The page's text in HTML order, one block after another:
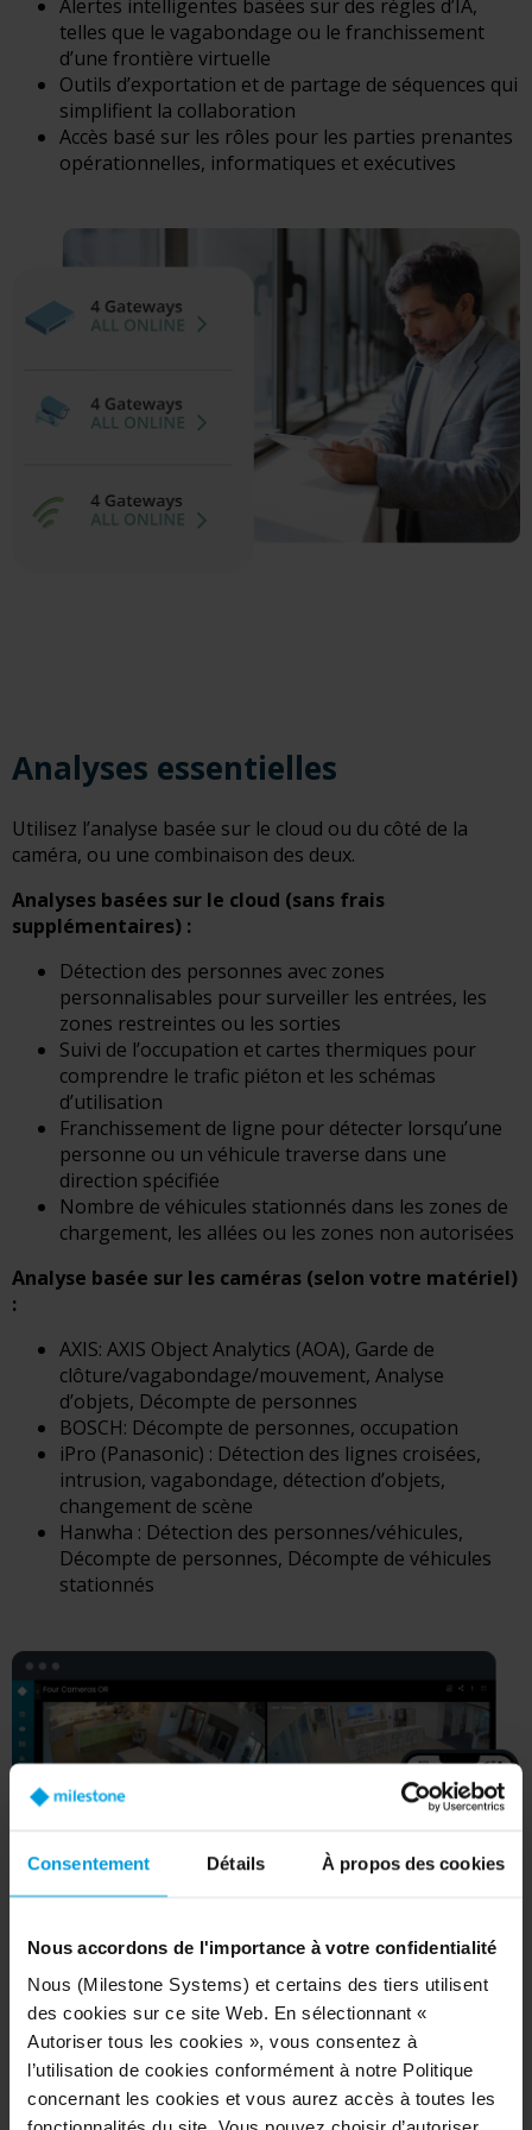
Consentement Détails À propos des cookies
Nous accordons de l'importance à votre confidentialité
Nous (Milestone Systems) et certains des tiers utilisent
des cookies sur ce site Web. En sélectionnant «
Autoriser tous les cookies », vous consentez à
l’utilisation de cookies conformément à notre Politique
concernant les cookies et vous aurez accès à toutes les
Alertes intelligentes basées sur des règles d’IA,
telles que le vagabondage ou le franchissement
d’une frontière virtuelle
Outils d’exportation et de partage de séquences qui
simplifient la collaboration
Accès basé sur les rôles pour les parties prenantes
opérationnelles, informatiques et exécutives
Analyses essentielles
Utilisez l’analyse basée sur le cloud ou du côté de la
caméra, ou une combinaison des deux.
Analyses basées sur le cloud (sans frais
supplémentaires) :
Détection des personnes avec zones
personnalisables pour surveiller les entrées, les
zones restreintes ou les sorties
Suivi de l’occupation et cartes thermiques pour
comprendre le trafic piéton et les schémas
d’utilisation
Franchissement de ligne pour détecter lorsqu’une
personne ou un véhicule traverse dans une
direction spécifiée
Nombre de véhicules stationnés dans les zones de
chargement, les allées ou les zones non autorisées
Analyse basée sur les caméras (selon votre matériel)
:
AXIS: AXIS Object Analytics (AOA), Garde de
clôture/vagabondage/mouvement, Analyse
d’objets, Décompte de personnes
BOSCH: Décompte de personnes, occupation
iPro (Panasonic) : Détection des lignes croisées,
intrusion, vagabondage, détection d’objets,
changement de scène
Hanwha : Détection des personnes/véhicules,
Décompte de personnes, Décompte de véhicules
stationnés